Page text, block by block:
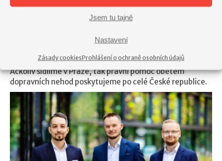
Jsem tu tajně
Nastavení
Zásady cookiesProhlášení o ochraně osobních údajů
Nejsme lovci nehod, ale advokátní kancelář složená z
týmu profesionálů a řádně pojištěna pro případ škody
Jsme advokátní kancelář Drobiš & Novotný, advokáti,
Ačkoliv sídlíme v Praze, tak právní pomoc obětem
dopravních nehod poskytujeme po celé České republice.